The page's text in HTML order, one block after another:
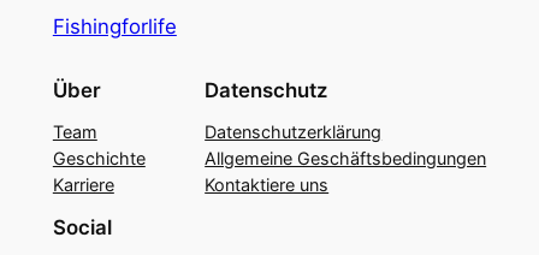
ü
k
M
e
n
g
Fishingforlife
Über
Team
Geschichte
Karriere
Datenschutz
Datenschutzerklärung
Allgemeine Geschäftsbedingungen
Kontaktiere uns
Social